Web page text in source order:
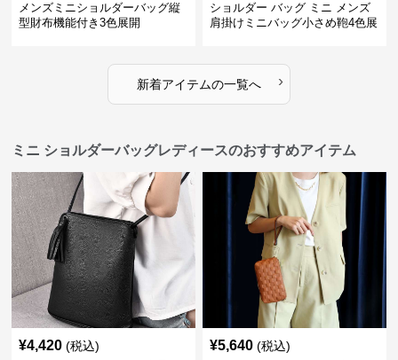
メンズミニショルダーバッグ縦
型財布機能付き3色展開
ショルダー バッグ ミニ メンズ
肩掛けミニバッグ小さめ鞄4色展
新着アイテムの一覧へ ›
ミニ ショルダーバッグレディースのおすすめアイテム
¥4,420 (税込) ¥5,640 (税込)